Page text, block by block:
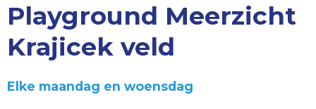
Playground Meerzicht
Krajicek veld
Elke maandag en woensdag